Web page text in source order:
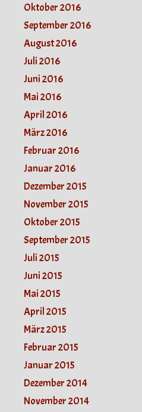
Oktober 2016
September 2016
August 2016
Juli 2016
Juni 2016
Mai 2016
April 2016
März 2016
Februar 2016
Januar 2016
Dezember 2015
November 2015
Oktober 2015
September 2015
Juli 2015
Juni 2015
Mai 2015
April 2015
März 2015
Februar 2015
Januar 2015
Dezember 2014
November 2014